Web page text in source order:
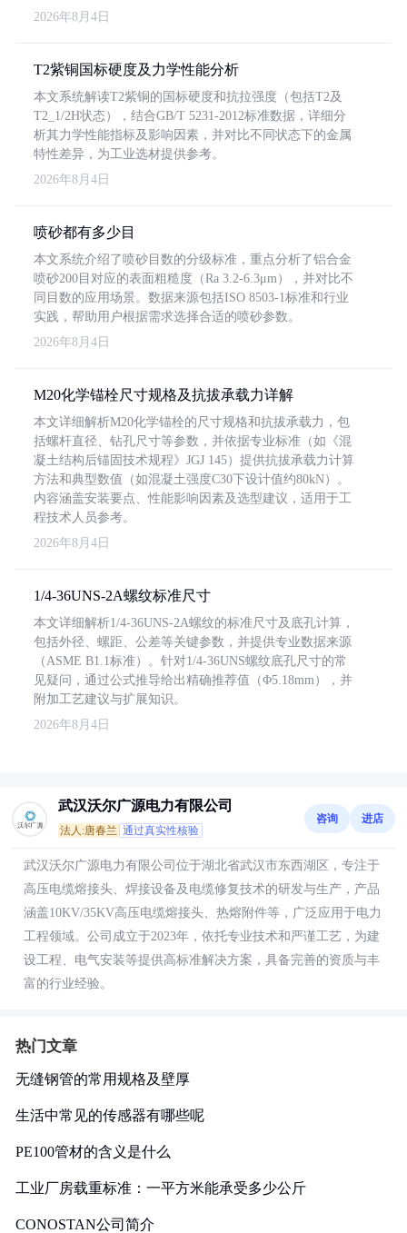
2026年8月4日
T2紫铜国标硬度及力学性能分析
本文系统解读T2紫铜的国标硬度和抗拉强度（包括T2及
T2_1/2H状态），结合GB/T 5231-2012标准数据，详细分
析其力学性能指标及影响因素，并对比不同状态下的金属
特性差异，为工业选材提供参考。
2026年8月4日
喷砂都有多少目
本文系统介绍了喷砂目数的分级标准，重点分析了铝合金
喷砂200目对应的表面粗糙度（Ra 3.2-6.3μm），并对比不
同目数的应用场景。数据来源包括ISO 8503-1标准和行业
实践，帮助用户根据需求选择合适的喷砂参数。
2026年8月4日
M20化学锚栓尺寸规格及抗拔承载力详解
本文详细解析M20化学锚栓的尺寸规格和抗拔承载力，包
括螺杆直径、钻孔尺寸等参数，并依据专业标准（如《混
凝土结构后锚固技术规程》JGJ 145）提供抗拔承载力计算
方法和典型数值（如混凝土强度C30下设计值约80kN）。
内容涵盖安装要点、性能影响因素及选型建议，适用于工
程技术人员参考。
2026年8月4日
1/4-36UNS-2A螺纹标准尺寸
本文详细解析1/4-36UNS-2A螺纹的标准尺寸及底孔计算，
包括外径、螺距、公差等关键参数，并提供专业数据来源
（ASME B1.1标准）。针对1/4-36UNS螺纹底孔尺寸的常
见疑问，通过公式推导给出精确推荐值（Φ5.18mm），并
附加工艺建议与扩展知识。
2026年8月4日
武汉沃尔广源电力有限公司
法人:唐春兰 通过真实性核验
咨询 进店
武汉沃尔广源电力有限公司位于湖北省武汉市东西湖区，专注于
高压电缆熔接头、焊接设备及电缆修复技术的研发与生产，产品
涵盖10KV/35KV高压电缆熔接头、热熔附件等，广泛应用于电力
工程领域。公司成立于2023年，依托专业技术和严谨工艺，为建
设工程、电气安装等提供高标准解决方案，具备完善的资质与丰
富的行业经验。
热门文章
无缝钢管的常用规格及壁厚
生活中常见的传感器有哪些呢
PE100管材的含义是什么
工业厂房载重标准：一平方米能承受多少公斤
CONOSTAN公司简介